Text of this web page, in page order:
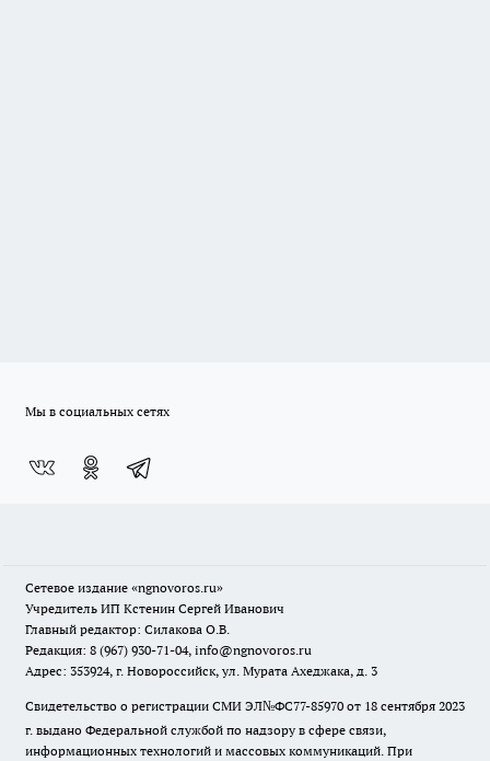
Мы в социальных сетях
Сетевое издание «ngnovoros.ru»
Учредитель ИП Кстенин Сергей Иванович
Главный редактор: Силакова О.В.
Редакция: 8 (967) 930-71-04, info@ngnovoros.ru
Адрес: 353924, г. Новороссийск, ул. Мурата Ахеджака, д. 3
Свидетельство о регистрации СМИ ЭЛ№ФС77-85970 от 18 сентября 2023
г. выдано Федеральной службой по надзору в сфере связи,
информационных технологий и массовых коммуникаций. При